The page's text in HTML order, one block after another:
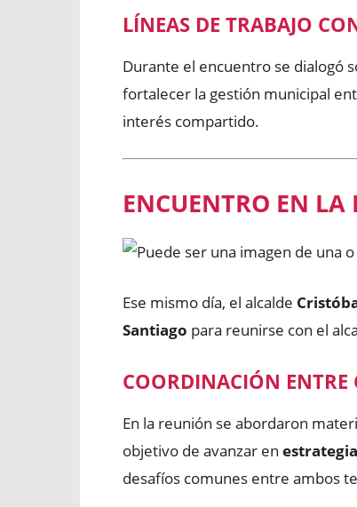
LÍNEAS DE TRABAJO
Durante el encuentro se dialogó
fortalecer la gestión municipal
interés compartido.
ENCUENTRO EN
Ese mismo día, el alcalde
Santiago para reunirse con el
COORDINACIÓN
En la reunión se abordaron
objetivo de avanzar en
desafíos comunes entre ambos